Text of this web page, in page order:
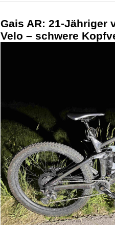
Gais AR: 21-Jähriger
Velo – schwere